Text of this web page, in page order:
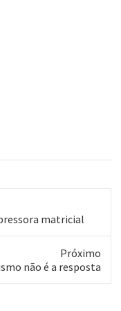
matricial
Próximo
não é a resposta